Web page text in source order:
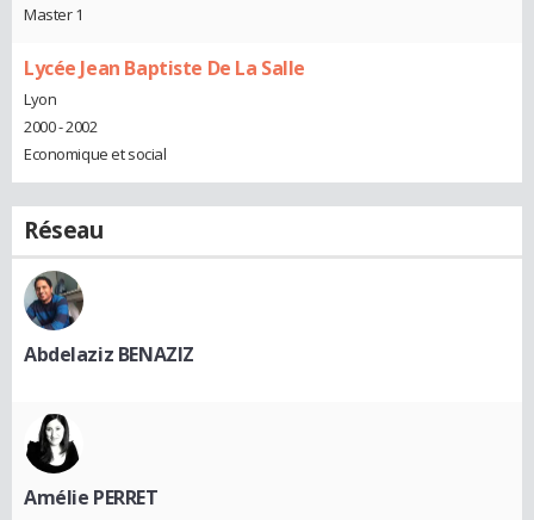
Master 1
Lycée Jean Baptiste De La Salle
Lyon
2000 - 2002
Economique et social
Réseau
Abdelaziz BENAZIZ
Amélie PERRET